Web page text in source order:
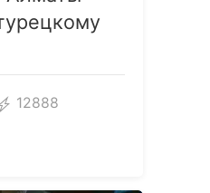
12888